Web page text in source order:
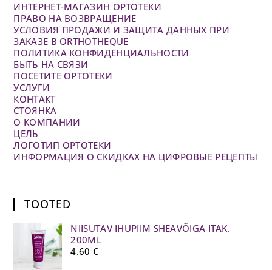
ИНТЕРНЕТ-МАГАЗИН ОРТОТЕКИ
ПРАВО НА ВОЗВРАЩЕНИЕ
УСЛОВИЯ ПРОДАЖИ И ЗАЩИТА ДАННЫХ ПРИ
ЗАКАЗЕ В ORTHOTHEQUE
ПОЛИТИКА КОНФИДЕНЦИАЛЬНОСТИ
БЫТЬ НА СВЯЗИ
ПОСЕТИТЕ ОРТОТЕКИ
УСЛУГИ
КОНТАКТ
СТОЯНКА
О КОМПАНИИ
ЦЕЛЬ
ЛОГОТИП ОРТОТЕКИ
ИНФОРМАЦИЯ О СКИДКАХ НА ЦИФРОВЫЕ РЕЦЕПТЫ
TOOTED
NIISUTAV IHUPIIM SHEAVÕIGA ITAK.
200ML
4.60 €